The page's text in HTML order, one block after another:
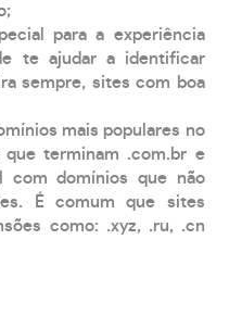
para a experiência
te ajudar a identificar
sempre, sites com boa
mais populares no
que terminam .com.br e
com domínios que não
É comum que sites
como: .xyz, .ru, .cn